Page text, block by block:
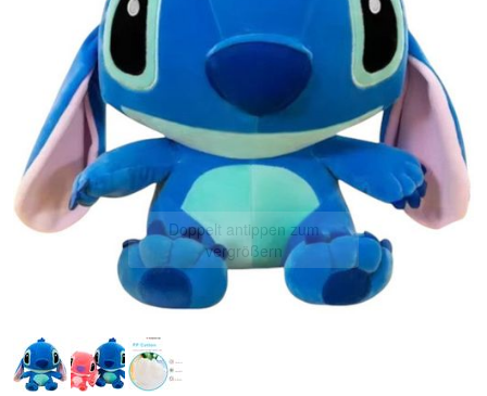
Doppelt antippen zum
vergrößern